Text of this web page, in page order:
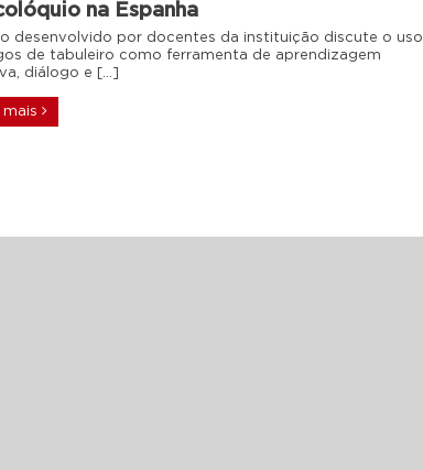
na Espanha
desenvolvido por docentes da instituição discute o uso
de tabuleiro como ferramenta de aprendizagem
diálogo e […]
mais